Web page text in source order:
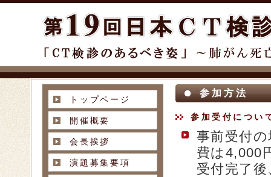
トップページ
開催概要
会長挨拶
演題募集要項
参加方法
参加受付につい
事前受付
費は4,000
受付完了